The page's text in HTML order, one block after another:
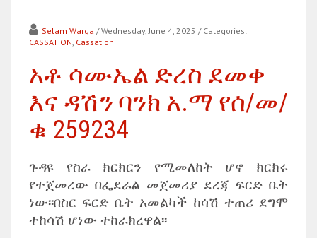
Selam Warga / Wednesday, June 4, 2025 / Categories:
CASSATION, Cassation
አቶ ሳሙኤል ድረስ ደመቀ
እና ዳሽን ባንክ አ.ማ የሰ/መ/
ቁ 259234
ጉዳዩ የስራ ክርክርን የሚመለከት ሆኖ ክርክሩ
የተጀመረው በፌደራል መጀመሪያ ደረጃ ፍርድ ቤት
ነው፡፡በስር ፍርድ ቤት አመልካች ከሳሽ ተጠሪ ደግሞ
ተከሳሽ ሆነው ተከራክረዋል፡፡